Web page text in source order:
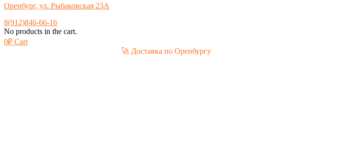
Оренбург, ул. Рыбаковская 23А
8(912)846-66-16
No products in the cart.
0₽ Cart
🚀 Доставка по Оренбургу